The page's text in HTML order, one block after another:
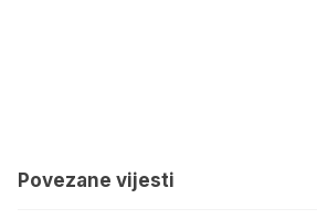
Povezane vijesti